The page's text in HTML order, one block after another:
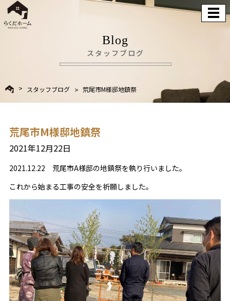
Blog
スタッフブログ
スタッフブログ 荒尾市M様邸地鎮祭
荒尾市M様邸地鎮祭
2021年12月22日
2021.12.22 荒尾市A様邸の地鎮祭を執り行いました。
これから始まる工事の安全を祈願しました。